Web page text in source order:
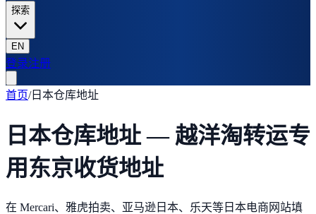
探索
EN
登录注册
首页/日本仓库地址
日本仓库地址 — 越洋淘转运专
用东京收货地址
在 Mercari、雅虎拍卖、亚马逊日本、乐天等日本电商网站填